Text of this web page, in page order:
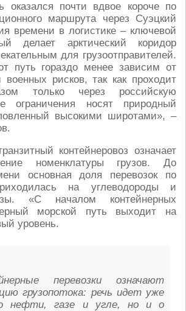
оказался почти вдвое короче по
маршрута через Суэцкий
времени в логистике – ключевой
делает арктический коридор
для грузоотправителей.
путь гораздо менее зависим от
военных рисков, так как проходит
только через российскую
ограничения носят природный
высокими широтами», –
контейнеровоз означает
номенклатуры грузов. До
основная доля перевозок по
на углеводороды и
«С началом контейнерных
морской путь выходит на
уровень.
перевозки означают
грузопотока: речь идет уже
нефти, газе и угле, но и о